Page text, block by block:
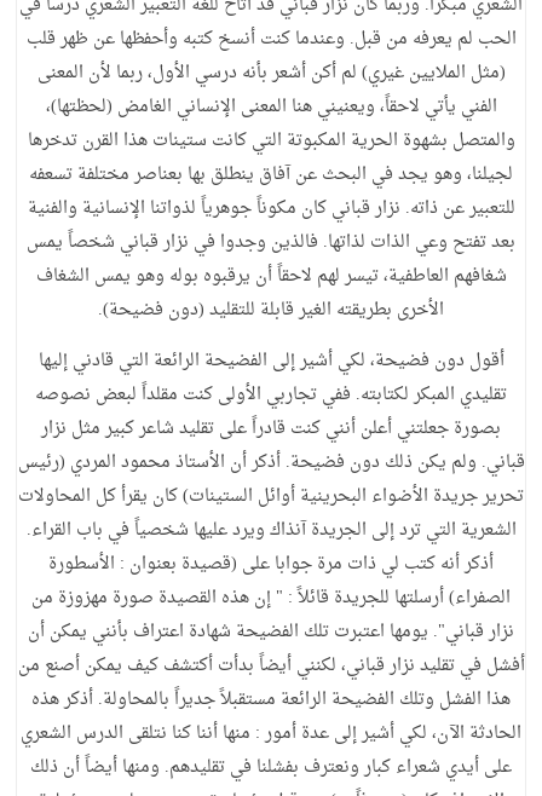
الحب لم يعرفه من قبل. وعندما كنت أنسخ كتبه وأحفظها عن ظهر قلب
(مثل الملايين غيري) لم أكن أشعر بأنه درسي الأول، ربما لأن المعنى
الفني يأتي لاحقاً، ويعنيني هنا المعنى الإنساني الغامض (لحظتها)،
والمتصل بشهوة الحرية المكبوتة التي كانت ستينات هذا القرن تدخرها
لجيلنا، وهو يجد في البحث عن آفاق ينطلق بها بعناصر مختلفة تسعفه
للتعبير عن ذاته. نزار قباني كان مكوناً جوهرياً لذواتنا الإنسانية والفنية
بعد تفتح وعي الذات لذاتها. فالذين وجدوا في نزار قباني شخصاً يمس
شغافهم العاطفية، تيسر لهم لاحقاً أن يرقبوه بوله وهو يمس الشغاف
الأخرى بطريقته الغير قابلة للتقليد (دون فضيحة).
أقول دون فضيحة، لكي أشير إلى الفضيحة الرائعة التي قادني إليها
تقليدي المبكر لكتابته. ففي تجاربي الأولى كنت مقلداً لبعض نصوصه
بصورة جعلتني أعلن أنني كنت قادراً على تقليد شاعر كبير مثل نزار
قباني. ولم يكن ذلك دون فضيحة. أذكر أن الأستاذ محمود المردي (رئيس
تحرير جريدة الأضواء البحرينية أوائل الستينات) كان يقرأ كل المحاولات
الشعرية التي ترد إلى الجريدة آنذاك ويرد عليها شخصياً في باب القراء.
أذكر أنه كتب لي ذات مرة جوابا على (قصيدة بعنوان : الأسطورة
الصفراء) أرسلتها للجريدة قائلاً : " إن هذه القصيدة صورة مهزوزة من
نزار قباني". يومها اعتبرت تلك الفضيحة شهادة اعتراف بأنني يمكن أن
أفشل في تقليد نزار قباني، لكنني أيضاً بدأت أكتشف كيف يمكن أصنع من
هذا الفشل وتلك الفضيحة الرائعة مستقبلاً جديراً بالمحاولة. أذكر هذه
الحادثة الآن، لكي أشير إلى عدة أمور : منها أننا كنا نتلقى الدرس الشعري
على أيدي شعراء كبار ونعترف بفشلنا في تقليدهم. ومنها أيضاً أن ذلك